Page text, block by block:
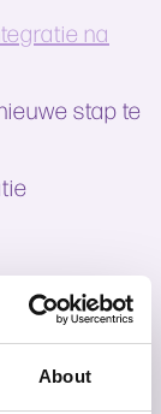
About
na
stap te
of